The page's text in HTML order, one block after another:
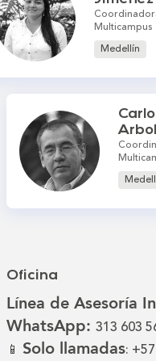
Multicampus
Medellín
Oficina
Línea de Asesoría
WhatsApp: 313 603
📱 Solo llamadas: